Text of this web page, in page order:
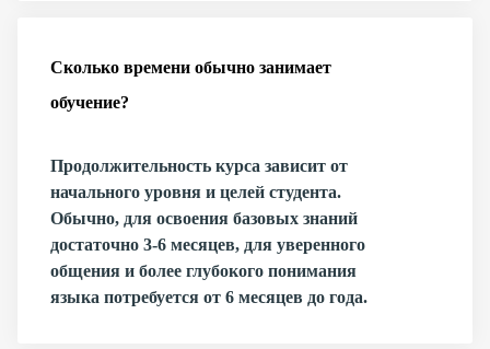
Сколько времени обычно занимает
обучение?
Продолжительность курса зависит от
начального уровня и целей студента.
Обычно, для освоения базовых знаний
достаточно 3-6 месяцев, для уверенного
общения и более глубокого понимания
языка потребуется от 6 месяцев до года.